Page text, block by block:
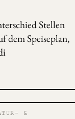
Stellen
dem Speiseplan,
&